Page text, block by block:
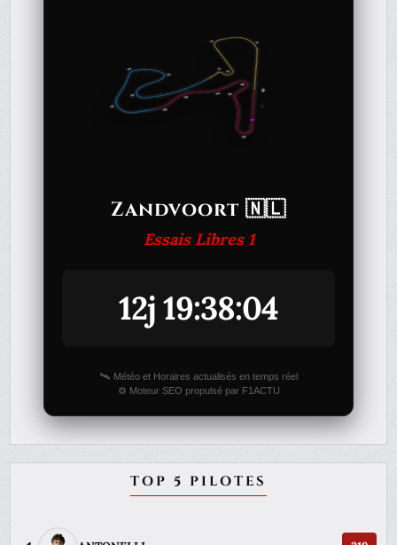
Zandvoort 🇳🇱
Essais Libres 1
12j 19:38:04
🛰️ Météo et Horaires actualisés en temps réel
⚙️ Moteur SEO propulsé par F1ACTU
TOP 5 PILOTES